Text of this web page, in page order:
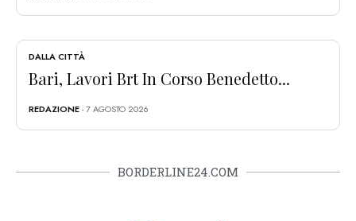
DALLA CITTÀ
Bari, Lavori Brt In Corso Benedetto...
REDAZIONE- 7 AGOSTO 2026
BORDERLINE24.COM